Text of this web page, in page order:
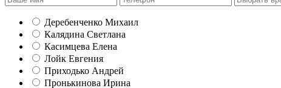
Деребенченко Михаил
Калядина Светлана
Касимцева Елена
Лойк Евгения
Приходько Андрей
Пронькинова Ирина